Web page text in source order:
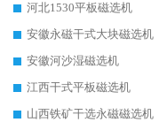
河北1530平板磁选机
安徽永磁干式大块磁选机
安徽河沙湿磁选机
江西干式平板磁选机
山西铁矿干选永磁磁选机